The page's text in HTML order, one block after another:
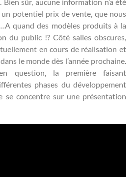
potentiel prix de vente, que nous
quand des modèles produits à la
du public !? Côté salles obscures,
en cours de réalisation et
le monde dès l’année prochaine.
question, la première faisant
phases du développement
se concentre sur une présentation